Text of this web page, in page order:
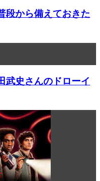
段から備えておきた
武史さんのドローイ